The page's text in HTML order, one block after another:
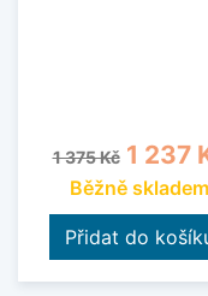
Běžná cena
1 375 Kč Cena
1 237
Běžně skladem
Přidat do